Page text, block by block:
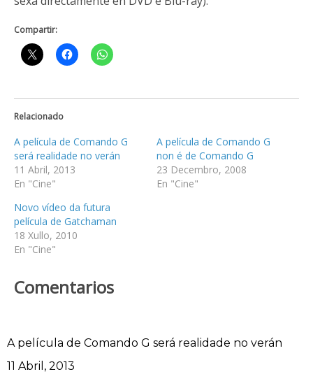
Compartir:
Relacionado
A película de Comando G
será realidade no verán
11 Abril, 2013
En "Cine"
A película de Comando G
non é de Comando G
23 Decembro, 2008
En "Cine"
Novo vídeo da futura
película de Gatchaman
18 Xullo, 2010
En "Cine"
Comentarios
A película de Comando G será realidade no verán
Data
11 Abril, 2013